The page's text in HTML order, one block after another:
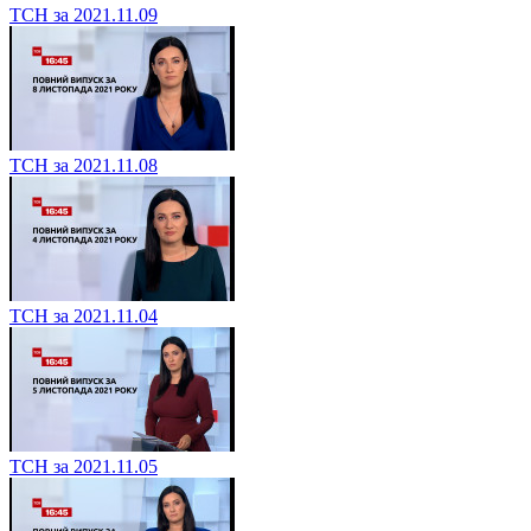
ТСН за 2021.11.09
ТСН за 2021.11.08
ТСН за 2021.11.04
ТСН за 2021.11.05